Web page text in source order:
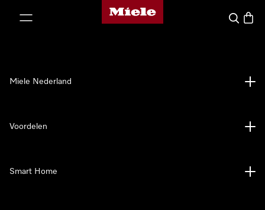
Homepage van Miele
Wat zoek
Miele Nederland
Voordelen
Smart Home